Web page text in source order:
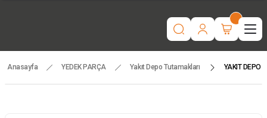
geneli hızlı teslimat.”
İşcinin nefesi , Makinanın Kuvveti ! MSH MAKİNA
Beygir 3+1 Çapa Makinası ile artık yorulmak yok !
Tüm yedek parçalarda ithalat fiyatları, fırsatlardan yararlanmak için
temsilcinizle iletişime geçin!
Anasayfa YEDEK PARÇA Yakıt Depo Tutamakları YAKIT DEPO